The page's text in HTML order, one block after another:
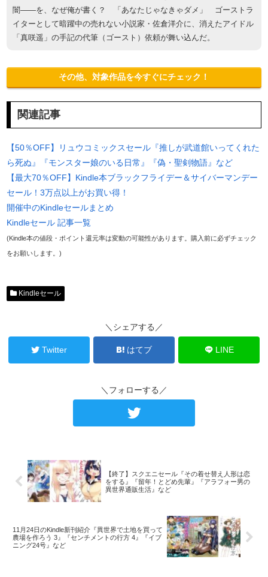
闇――を、なぜ俺が書く？ 「あなたじゃなきゃダメ」 ゴーストラ
イターとして暗躍中の売れない小説家・佐倉洋介に、消えたアイドル
「真咲遥」の手記の代筆（ゴースト）依頼が舞い込んだ。
その他、対象作品を今すぐにチェック！
関連記事
【50％OFF】リュウコミックスセール『推しが武道館いってくれた
ら死ぬ』『モンスター娘のいる日常』『偽・聖剣物語』など
【最大70％OFF】Kindle本ブラックフライデー＆サイバーマンデー
セール！3万点以上がお買い得！
開催中のKindleセールまとめ
Kindleセール 記事一覧
(Kindle本の値段・ポイント還元率は変動の可能性があります。購入前に必ずチェック
をお願いします。)
Kindleセール
＼シェアする／
Twitter はてブ LINE
＼フォローする／
【終了】スクエニセール『その着せ替え人形は恋
をする』『留年！とどめ先輩』『アラフォー男の
異世界通販生活』など
11月24日のKindle新刊紹介『異世界で土地を買って
農場を作ろう 3』『センチメントの行方 4』『イブ
ニング24号』など